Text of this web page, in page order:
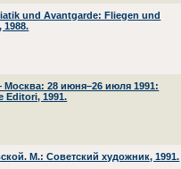
und Avantgarde: Fliegen und
1988.
28 июня–26 июля 1991:
Editori, 1991.
М.: Советский художник, 1991.